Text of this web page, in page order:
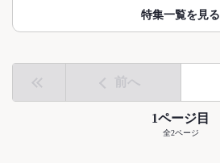
特集一覧を見る
前へ
1ページ目
全2ページ